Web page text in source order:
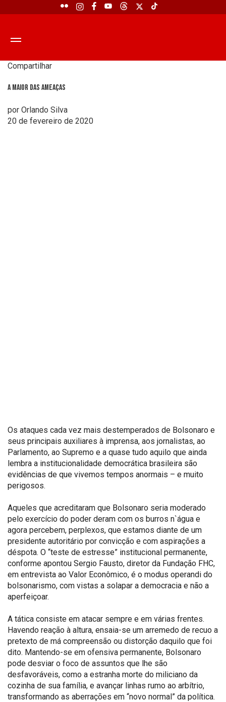
Compartilhar
A maior das ameaças
por Orlando Silva
20 de fevereiro de 2020
Os ataques cada vez mais destemperados de Bolsonaro e
seus principais auxiliares à imprensa, aos jornalistas, ao
Parlamento, ao Supremo e a quase tudo aquilo que ainda
lembra a institucionalidade democrática brasileira são
evidências de que vivemos tempos anormais – e muito
perigosos.
Aqueles que acreditaram que Bolsonaro seria moderado
pelo exercício do poder deram com os burros n`água e
agora percebem, perplexos, que estamos diante de um
presidente autoritário por convicção e com aspirações a
déspota. O “teste de estresse” institucional permanente,
conforme apontou Sergio Fausto, diretor da Fundação FHC,
em entrevista ao Valor Econômico, é o modus operandi do
bolsonarismo, com vistas a solapar a democracia e não a
aperfeiçoar.
A tática consiste em atacar sempre e em várias frentes.
Havendo reação à altura, ensaia-se um arremedo de recuo a
pretexto de má compreensão ou distorção daquilo que foi
dito. Mantendo-se em ofensiva permanente, Bolsonaro
pode desviar o foco de assuntos que lhe são
desfavoráveis, como a estranha morte do miliciano da
cozinha de sua família, e avançar linhas rumo ao arbítrio,
transformando as aberrações em “novo normal” da política.